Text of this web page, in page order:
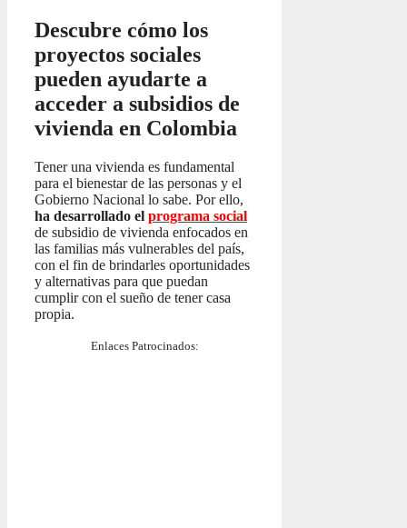
Descubre cómo los
proyectos sociales
pueden ayudarte a
acceder a subsidios de
vivienda en Colombia
Tener una vivienda es fundamental
para el bienestar de las personas y el
Gobierno Nacional lo sabe. Por ello,
ha desarrollado el programa social
de subsidio de vivienda enfocados en
las familias más vulnerables del país,
con el fin de brindarles oportunidades
y alternativas para que puedan
cumplir con el sueño de tener casa
propia.
Enlaces Patrocinados: